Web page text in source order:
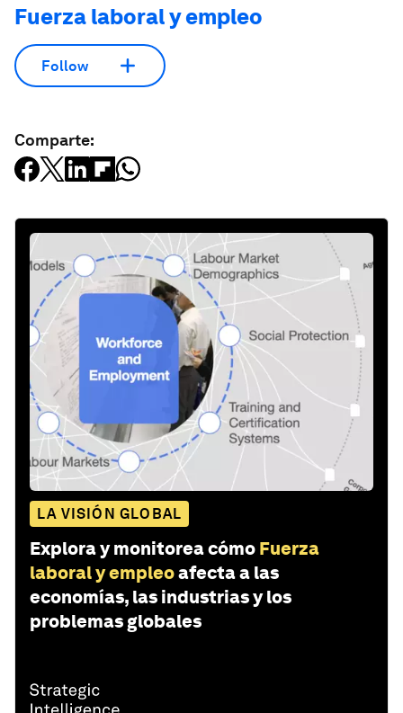
Fuerza laboral y empleo
Follow
Comparte:
LA VISIÓN GLOBAL
Explora y monitorea cómo Fuerza
laboral y empleoafecta a las
economías, las industrias y los
problemas globales